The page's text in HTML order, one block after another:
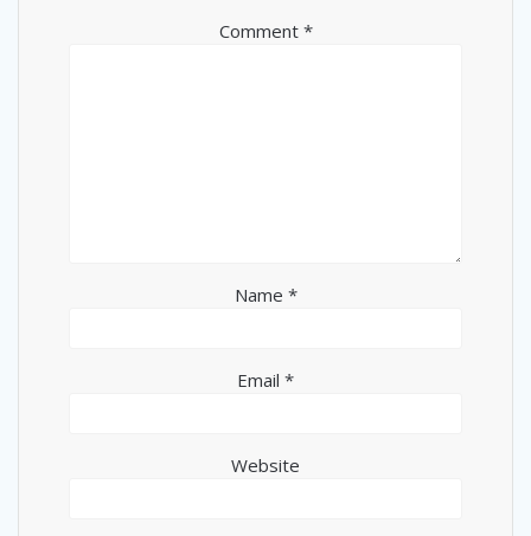
Comment *
Name *
Email *
Website